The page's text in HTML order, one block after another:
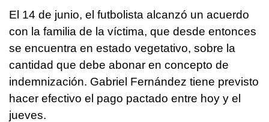
El 14 de junio, el futbolista alcanzó un acuerdo
con la familia de la víctima, que desde entonces
se encuentra en estado vegetativo, sobre la
cantidad que debe abonar en concepto de
indemnización. Gabriel Fernández tiene previsto
hacer efectivo el pago pactado entre hoy y el
jueves.